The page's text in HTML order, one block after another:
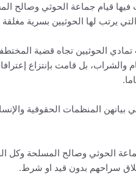
قيام جماعة الحوثي وصالح
يرتب لها الحوثيين بسرية مغلقة
تمادي الحوثيين تجاه قضية
والشراب، بل قامت بإنتزاع
بيانهن المنظمات الحقوقية
الحوثي وصالح المسلحة وكل
سراحهم بدون قيد او شرط.